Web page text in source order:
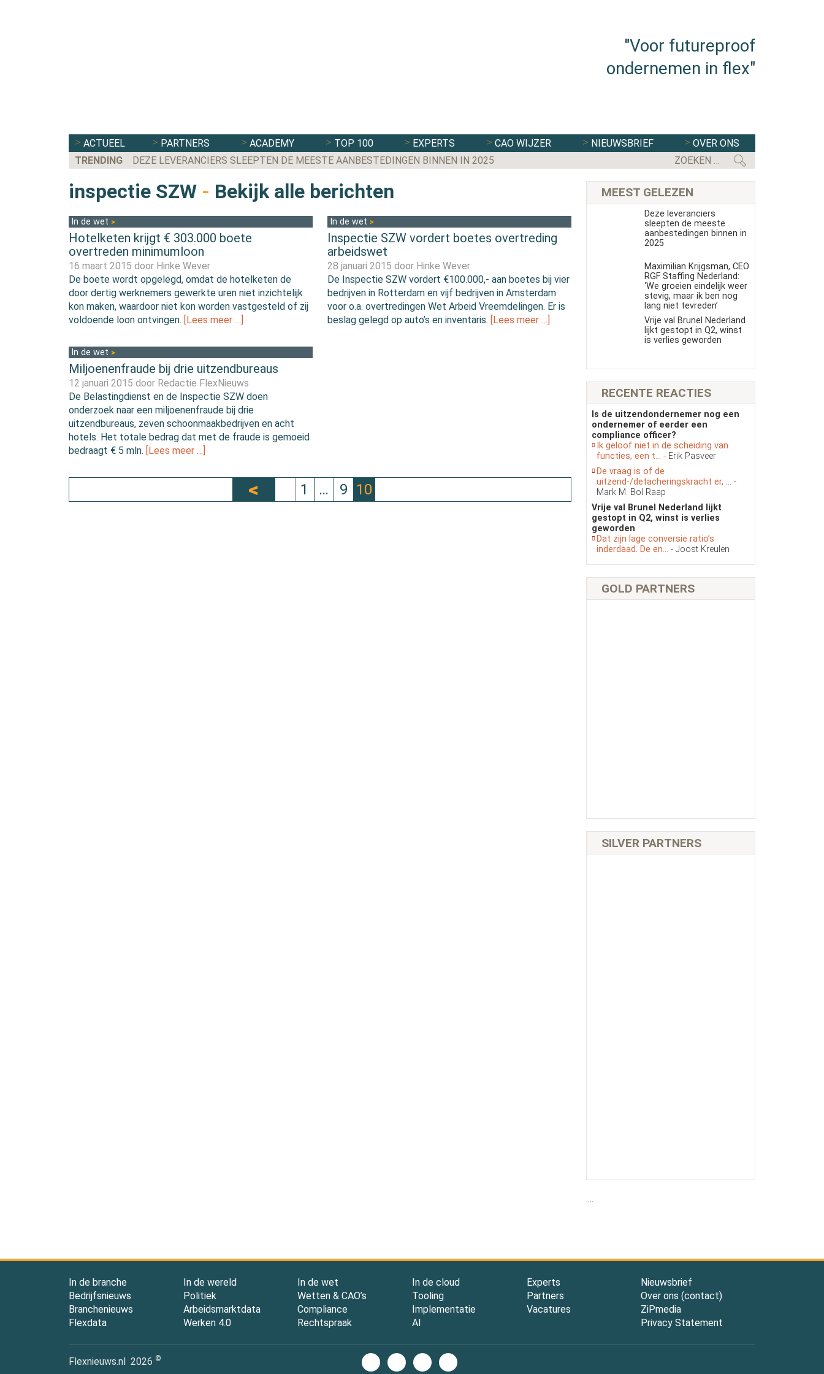
"Voor futureproof
ondernemen in flex"
ACTUEEL PARTNERS ACADEMY TOP 100 EXPERTS CAO WIJZER NIEUWSBRIEF
OVER ONS
TRENDING
DEZE LEVERANCIERS SLEEPTEN DE MEESTE AANBESTEDINGEN BINNEN IN 2025
inspectie SZW - Bekijk alle berichten
In de wet
Hotelketen krijgt € 303.000 boete
overtreden minimumloon
16 maart 2015 door Hinke Wever
De boete wordt opgelegd, omdat de hotelketen de
door dertig werknemers gewerkte uren niet inzichtelijk
kon maken, waardoor niet kon worden vastgesteld of zij
voldoende loon ontvingen. [Lees meer …]
In de wet
Inspectie SZW vordert boetes overtreding
arbeidswet
28 januari 2015 door Hinke Wever
De Inspectie SZW vordert €100.000,- aan boetes bij vier
bedrijven in Rotterdam en vijf bedrijven in Amsterdam
voor o.a. overtredingen Wet Arbeid Vreemdelingen. Er is
beslag gelegd op auto’s en inventaris. [Lees meer …]
In de wet
Miljoenenfraude bij drie uitzendbureaus
12 januari 2015 door Redactie FlexNieuws
De Belastingdienst en de Inspectie SZW doen
onderzoek naar een miljoenenfraude bij drie
uitzendbureaus, zeven schoonmaakbedrijven en acht
hotels. Het totale bedrag dat met de fraude is gemoeid
bedraagt € 5 mln. [Lees meer …]
1 … 9 10
MEEST GELEZEN
Deze leveranciers
sleepten de meeste
aanbestedingen binnen in
2025
Maximilian Krijgsman, CEO
RGF Staffing Nederland:
‘We groeien eindelijk weer
stevig, maar ik ben nog
lang niet tevreden’
Vrije val Brunel Nederland
lijkt gestopt in Q2, winst
is verlies geworden
RECENTE REACTIES
Is de uitzendondernemer nog een
ondernemer of eerder een
compliance officer?
Ik geloof niet in de scheiding van
functies, een t... - Erik Pasveer
De vraag is of de
uitzend-/detacheringskracht er, ... -
Mark M. Bol Raap
Vrije val Brunel Nederland lijkt
gestopt in Q2, winst is verlies
geworden
Dat zijn lage conversie ratio’s
inderdaad. De en... - Joost Kreulen
GOLD PARTNERS
SILVER PARTNERS
....
In de branche
Bedrijfsnieuws
Branchenieuws
Flexdata
In de wereld
Politiek
Arbeidsmarktdata
Werken 4.0
In de wet
Wetten & CAO’s
Compliance
Rechtspraak
In de cloud
Tooling
Implementatie
AI
Experts
Partners
Vacatures
Nieuwsbrief
Over ons (contact)
ZiPmedia
Privacy Statement
Flexnieuws.nl 2026 ©